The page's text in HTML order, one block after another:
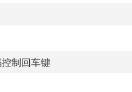
制回车键